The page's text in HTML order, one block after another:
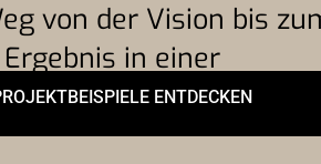
von der Vision bis
in einer
Welt.
ERSTGESPRÄCH VEREINBAREN
ENTDECKEN